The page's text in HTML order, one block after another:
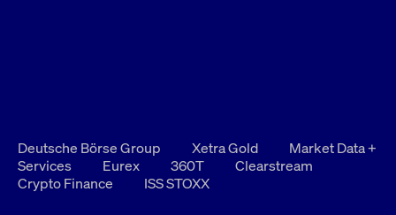
Deutsche Börse Group Xetra Gold
Market Data +
Services
Eurex 360T
Clearstream
Crypto Finance
ISS STOXX